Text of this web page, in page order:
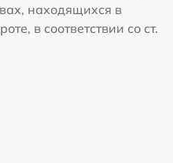
находящихся в
в соответствии со ст.